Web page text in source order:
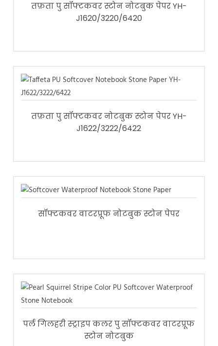
तफ़ता पु सॉफ्टकवर स्टोन नोटबुक पेपर YH-
J1620/3220/6420
तफ़ता पु सॉफ्टकवर नोटबुक स्टोन पेपर YH-
J1622/3222/6422
सॉफ्टकवर वाटरप्रूफ नोटबुक स्टोन पेपर
पर्ल गिलहरी स्ट्राइप कलर पु सॉफ्टकवर वाटरप्रूफ
स्टोन नोटबुक